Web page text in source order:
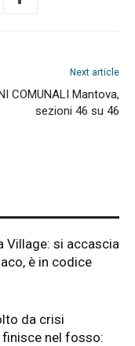
Next article
COMUNALI Mantova,
sezioni 46 su 46
Village: si accascia
è in codice
da crisi
nel fosso: